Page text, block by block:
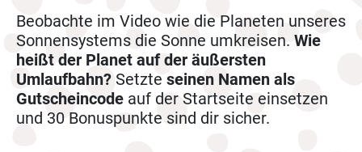
Beobachte im Video wie die Planeten unseres
Sonnensystems die Sonne umkreisen. Wie
heißt der Planet auf der äußersten
Umlaufbahn? Setzte seinen Namen als
Gutscheincode auf der Startseite einsetzen
und 30 Bonuspunkte sind dir sicher.